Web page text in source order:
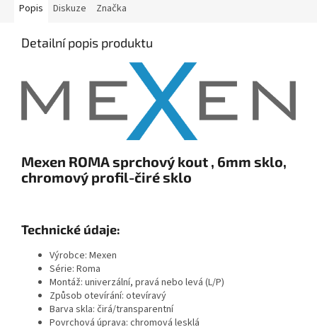
Popis Diskuze Značka
Detailní popis produktu
Mexen ROMA sprchový kout , 6mm sklo,
chromový profil-čiré sklo
Technické údaje:
Výrobce: Mexen
Série: Roma
Montáž: univerzální, pravá nebo levá (L/P)
Způsob otevírání: otevíravý
Barva skla: čirá/transparentní
Povrchová úprava: chromová lesklá